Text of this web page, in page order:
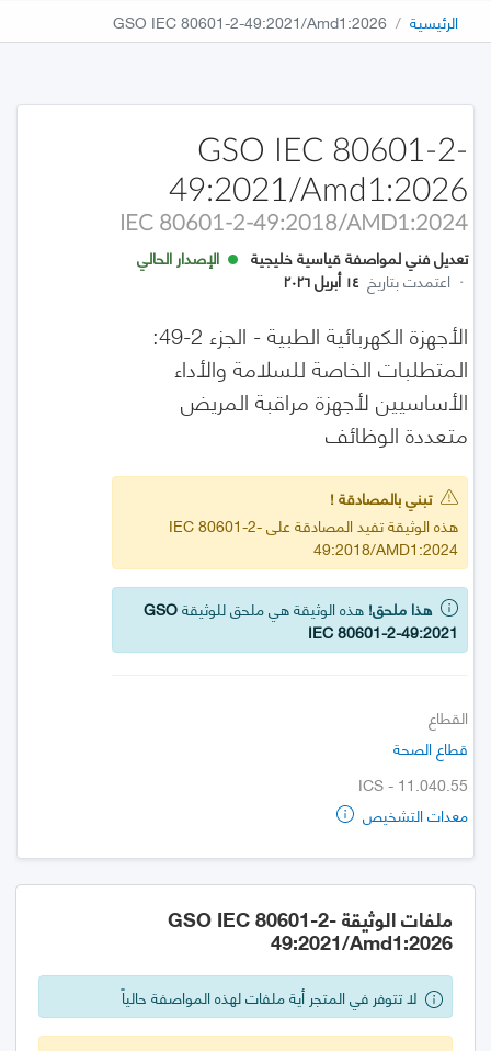
الرئيسية GSO IEC 80601-2-49:2021/Amd1:2026
GSO IEC 80601-2-
49:2021/Amd1:2026
IEC 80601-2-49:2018/AMD1:2024
تعديل فني لمواصفة قياسية خليجية
الإصدار الحالي
· اعتمدت بتاريخ ١٤ أبريل ٢٠٢٦
الأجهزة الكهربائية الطبية - الجزء 2-49:
المتطلبات الخاصة للسلامة والأداء
الأساسيين لأجهزة مراقبة المريض
متعددة الوظائف
تبني بالمصادقة !
هذه الوثيقة تفيد المصادقة على IEC 80601-2-
49:2018/AMD1:2024
هذا ملحق! هذه الوثيقة هي ملحق للوثيقةGSO
IEC 80601-2-49:2021
القطاع
قطاع الصحة
ICS - 11.040.55
معدات التشخيص
ملفات الوثيقة GSO IEC 80601-2-
49:2021/Amd1:2026
لا تتوفر في المتجر أية ملفات لهذه المواصفة حالياً